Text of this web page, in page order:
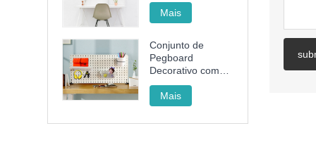
Mais
Conjunto de
Pegboard
Decorativo com
Rack, Cesto e
Copo para
Organizar
Mais